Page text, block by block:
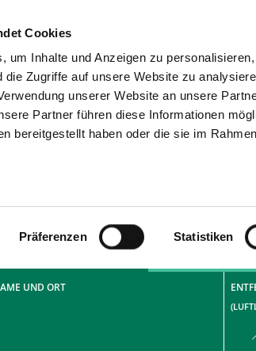
Cookies
um Inhalte und Anzeigen zu
die Zugriffe auf unsere Website zu
unserer Website an unsere
Partner führen diese Informationen
bereitgestellt haben oder die sie im
Präferenzen Statistiken
SUCHEN
Suchergebnis-Liste
UND ORT